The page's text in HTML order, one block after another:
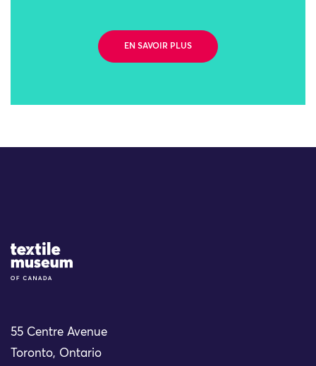
EN SAVOIR PLUS
Site Logo
55 Centre Avenue
Toronto, Ontario